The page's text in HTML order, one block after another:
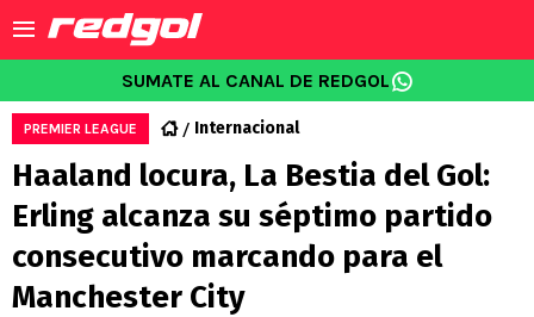
SUMATE AL CANAL DE REDGOL
PREMIER LEAGUE Internacional
Haaland locura, La Bestia del Gol:
Erling alcanza su séptimo partido
consecutivo marcando para el
Manchester City